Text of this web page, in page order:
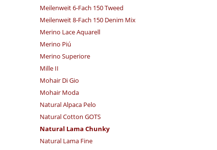
Meilenweit 6-Fach 150 Tweed
Meilenweit 8-Fach 150 Denim Mix
Merino Lace Aquarell
Merino Piú
Merino Superiore
Mille II
Mohair Di Gio
Mohair Moda
Natural Alpaca Pelo
Natural Cotton GOTS
Natural Lama Chunky
Natural Lama Fine